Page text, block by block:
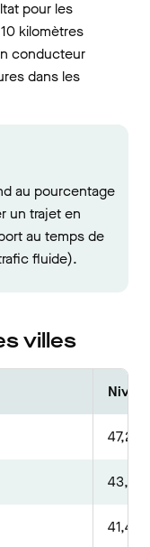
pour les
kilomètres
conducteur
dans les
au pourcentage
un trajet en
au temps de
fluide).
villes
47,2 %
43,5
41,4 %